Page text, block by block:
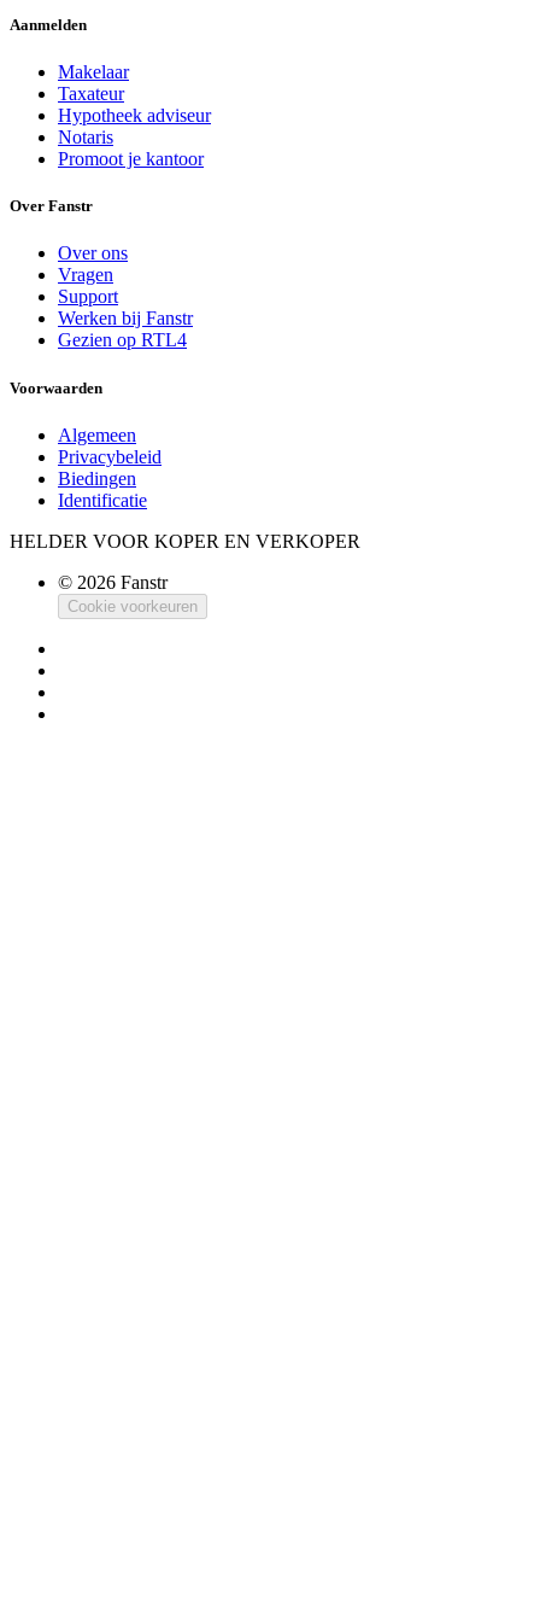
Aanmelden
Makelaar
Taxateur
Hypotheek adviseur
Notaris
Promoot je kantoor
Over Fanstr
Over ons
Vragen
Support
Werken bij Fanstr
Gezien op RTL4
Voorwaarden
Algemeen
Privacybeleid
Biedingen
Identificatie
HELDER VOOR KOPER EN VERKOPER
© 2026 Fanstr
Cookie voorkeuren